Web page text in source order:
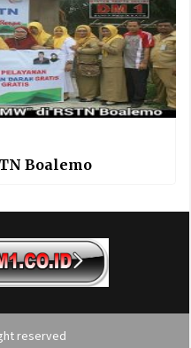
Boalemo
reserved